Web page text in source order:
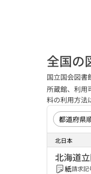
全国の
国立国会図書
所蔵館、利用
料の利用方法
北日本
北海道
紙請求記